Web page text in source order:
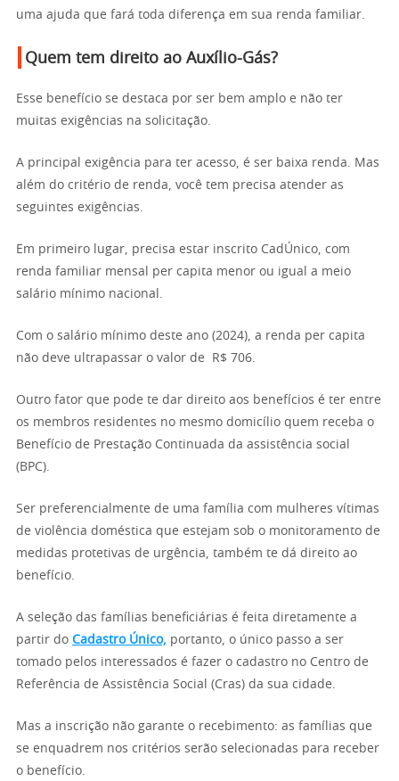
uma ajuda que fará toda diferença em sua renda familiar.
Quem tem direito ao Auxílio-Gás?
Esse benefício se destaca por ser bem amplo e não ter
muitas exigências na solicitação.
A principal exigência para ter acesso, é ser baixa renda. Mas
além do critério de renda, você tem precisa atender as
seguintes exigências.
Em primeiro lugar, precisa estar inscrito CadÚnico, com
renda familiar mensal per capita menor ou igual a meio
salário mínimo nacional.
Com o salário mínimo deste ano (2024), a renda per capita
não deve ultrapassar o valor de R$ 706.
Outro fator que pode te dar direito aos benefícios é ter entre
os membros residentes no mesmo domicílio quem receba o
Benefício de Prestação Continuada da assistência social
(BPC).
Ser preferencialmente de uma família com mulheres vítimas
de violência doméstica que estejam sob o monitoramento de
medidas protetivas de urgência, também te dá direito ao
benefício.
A seleção das famílias beneficiárias é feita diretamente a
partir do Cadastro Único, portanto, o único passo a ser
tomado pelos interessados é fazer o cadastro no Centro de
Referência de Assistência Social (Cras) da sua cidade.
Mas a inscrição não garante o recebimento: as famílias que
se enquadrem nos critérios serão selecionadas para receber
o benefício.